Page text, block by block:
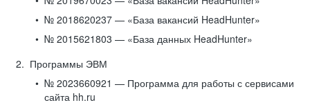
№ 2018620237 — «База вакансий HeadHunter»
№ 2015621803 — «База данных HeadHunter»
Программы ЭВМ
№ 2023660921 — Программа для работы с сервисами
сайта hh.ru